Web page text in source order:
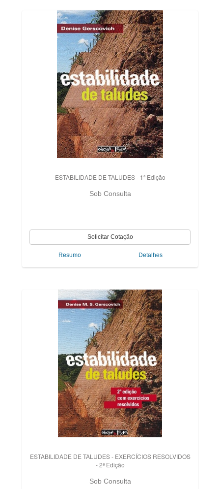
ESTABILIDADE DE TALUDES - 1ª Edição
Sob Consulta
Resumo Detalhes
ESTABILIDADE DE TALUDES - EXERCÍCIOS RESOLVIDOS
- 2ª Edição
Sob Consulta